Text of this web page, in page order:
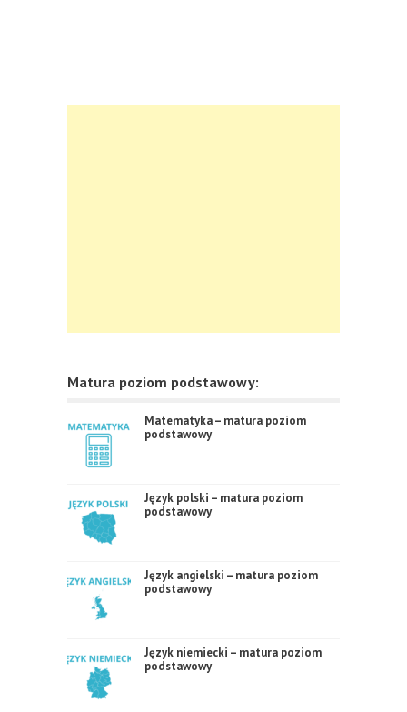
Matura poziom podstawowy:
Matematyka – matura poziom
podstawowy
Język polski – matura poziom
podstawowy
Język angielski – matura poziom
podstawowy
Język niemiecki – matura poziom
podstawowy